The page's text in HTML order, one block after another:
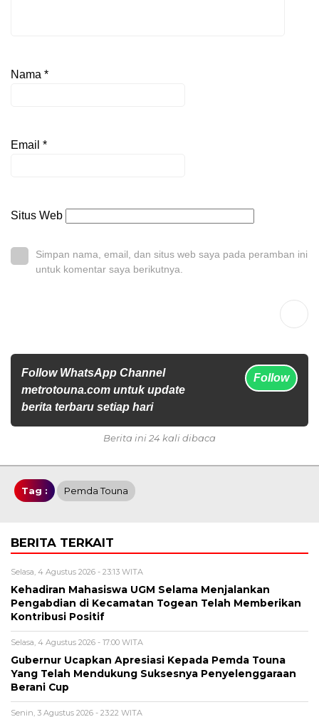
Nama *
Email *
Situs Web
Simpan nama, email, dan situs web saya pada peramban ini
untuk komentar saya berikutnya.
Follow WhatsApp Channel
metrotouna.com untuk update
berita terbaru setiap hari
Follow
Berita ini 24 kali dibaca
Tag : Pemda Touna
BERITA TERKAIT
Selasa, 4 Agustus 2026 - 23:13 WITA
Kehadiran Mahasiswa UGM Selama Menjalankan
Pengabdian di Kecamatan Togean Telah Memberikan
Kontribusi Positif
Selasa, 4 Agustus 2026 - 17:00 WITA
Gubernur Ucapkan Apresiasi Kepada Pemda Touna
Yang Telah Mendukung Suksesnya Penyelenggaraan
Berani Cup
Senin, 3 Agustus 2026 - 23:22 WITA